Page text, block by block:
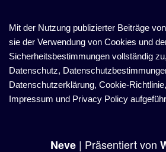
Mit der Nutzung publizierter Beiträge
sie der Verwendung von Cookies und
Sicherheitsbestimmungen vollständig
Datenschutz,
Datenschutzerklärung, Cookie-
Impressum und Privacy Policy
Neve| Präsentiert von